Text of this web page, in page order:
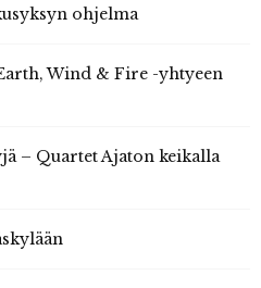
ohjelma
Wind & Fire -yhtyeen
– Quartet Ajaton keikalla